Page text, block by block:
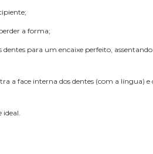
a forma;
dentes para um encaixe perfeito,
a face interna dos dentes (com a língua)